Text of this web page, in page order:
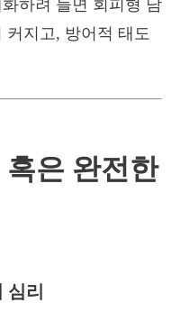
하려 들면 회피형 남
커지고, 방어적 태도
은 완전한
심리